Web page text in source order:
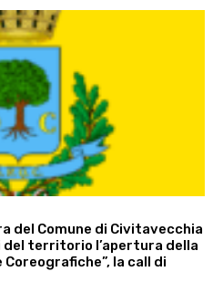
del Comune di Civitavecchia
territorio l’apertura della
la call di